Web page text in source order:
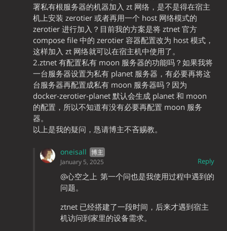
署私有根服务器的机器加入 zt 网络，是不是得在宿主
机上安装 zerotier 或者再用一个 host 网络模式的
zerotier 进行加入？目前我的方案是将 ztnet 官方
compose file 中的 zerotier 容器配置改为 host 模式，
这样加入 zt 网络就可以在宿主机中使用了。
2.ztnet 有配置私有 moon 服务器的功能吗？如果我将
一台服务器设置为私有 planet 服务器，有必要再将这
台服务器再配置成私有 moon 服务器吗？因为
docker-zerotier-planet 默认会生成 planet 和 moon
的配置，所以不知道有没有必要再配置 moon 服务
器。
以上是我的疑问，恳请博主不吝赐教。
oneisall
Reply
January 5, 2025
@心空之上 第一个问也是我使用过程中遇到的
问题。
ztnet 已经搭建了一段时间，后来才遇到宿主
机访问到家里的设备需求。